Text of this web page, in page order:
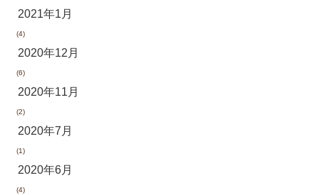
2021年1月
(4)
2020年12月
(6)
2020年11月
(2)
2020年7月
(1)
2020年6月
(4)